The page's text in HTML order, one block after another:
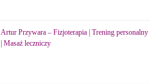
Artur Przywara – Fizjoterapia | Trening personalny
| Masaż leczniczy